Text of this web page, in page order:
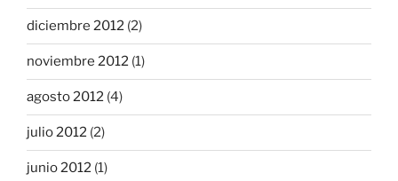
diciembre 2012 (2)
noviembre 2012 (1)
agosto 2012 (4)
julio 2012 (2)
junio 2012 (1)